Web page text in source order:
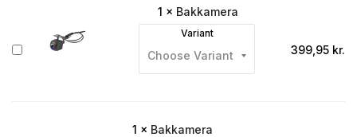
Bakkamera
1 × Bakkamera
Variant
399,95 kr.
1 × Bakkamera